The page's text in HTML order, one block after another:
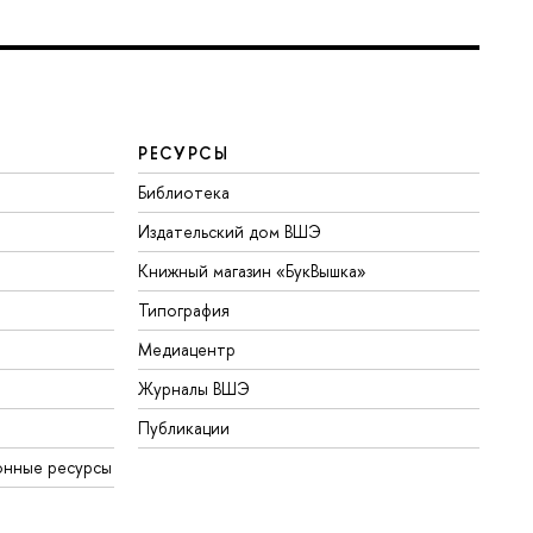
ресурсы
РЕСУРСЫ
Библиотека
Издательский дом ВШЭ
Книжный магазин «БукВышка»
Типография
Медиацентр
Журналы ВШЭ
Публикации